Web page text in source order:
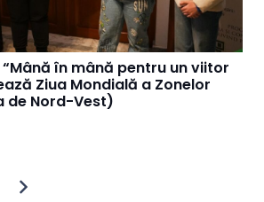
“Mână în mână pentru un viitor
Ziua Mondială a Zonelor
de Nord-Vest)